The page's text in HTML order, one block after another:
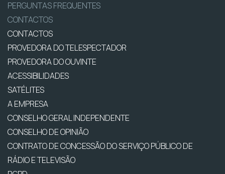
PERGUNTAS FREQUENTES
CONTACTOS
CONTACTOS
PROVEDORA DO TELESPECTADOR
PROVEDORA DO OUVINTE
ACESSIBILIDADES
SATÉLITES
A EMPRESA
CONSELHO GERAL INDEPENDENTE
CONSELHO DE OPINIÃO
CONTRATO DE CONCESSÃO DO SERVIÇO PÚBLICO DE
RÁDIO E TELEVISÃO